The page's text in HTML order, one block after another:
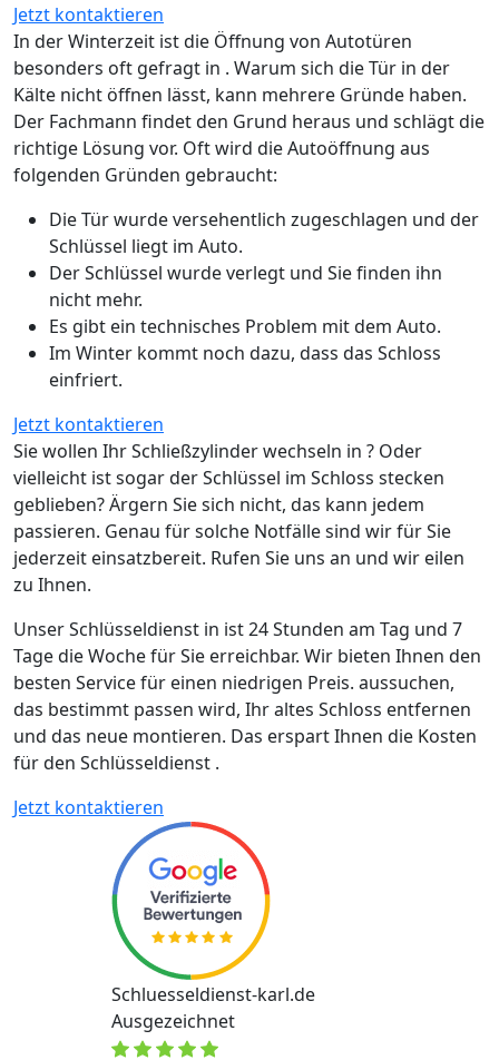
Jetzt kontaktieren
In der Winterzeit ist die Öffnung von Autotüren
besonders oft gefragt in . Warum sich die Tür in der
Kälte nicht öffnen lässt, kann mehrere Gründe haben.
Der Fachmann findet den Grund heraus und schlägt die
richtige Lösung vor. Oft wird die Autoöffnung aus
folgenden Gründen gebraucht:
Die Tür wurde versehentlich zugeschlagen und der
Schlüssel liegt im Auto.
Der Schlüssel wurde verlegt und Sie finden ihn
nicht mehr.
Es gibt ein technisches Problem mit dem Auto.
Im Winter kommt noch dazu, dass das Schloss
einfriert.
Jetzt kontaktieren
Sie wollen Ihr Schließzylinder wechseln in ? Oder
vielleicht ist sogar der Schlüssel im Schloss stecken
geblieben? Ärgern Sie sich nicht, das kann jedem
passieren. Genau für solche Notfälle sind wir für Sie
jederzeit einsatzbereit. Rufen Sie uns an und wir eilen
zu Ihnen.
Unser Schlüsseldienst in ist 24 Stunden am Tag und 7
Tage die Woche für Sie erreichbar. Wir bieten Ihnen den
besten Service für einen niedrigen Preis. aussuchen,
das bestimmt passen wird, Ihr altes Schloss entfernen
und das neue montieren. Das erspart Ihnen die Kosten
für den Schlüsseldienst .
Jetzt kontaktieren
Schluesseldienst-karl.de
Ausgezeichnet